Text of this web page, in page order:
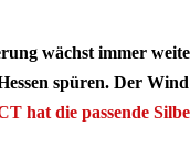
wächst immer
spüren. Der
hat die passende